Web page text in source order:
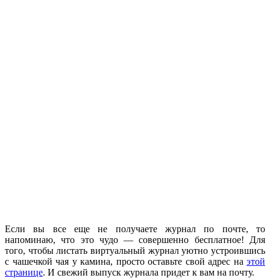
Если вы все еще не получаете журнал по почте, то
напоминаю, что это чудо — совершенно бесплатное! Для
того, чтобы листать виртуальный журнал уютно устроившись
с чашечкой чая у камина, просто оставьте свой адрес на этой
странице. И свежий выпуск журнала придет к вам на почту.